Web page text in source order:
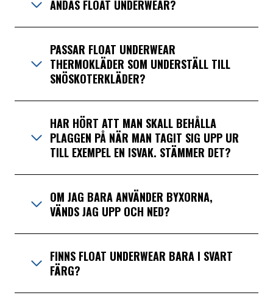
ANDAS FLOAT UNDERWEAR?
PASSAR FLOAT UNDERWEAR
THERMOKLÄDER SOM UNDERSTÄLL TILL
SNÖSKOTERKLÄDER?
HAR HÖRT ATT MAN SKALL BEHÅLLA
PLAGGEN PÅ NÄR MAN TAGIT SIG UPP UR
TILL EXEMPEL EN ISVAK. STÄMMER DET?
OM JAG BARA ANVÄNDER BYXORNA,
VÄNDS JAG UPP OCH NED?
FINNS FLOAT UNDERWEAR BARA I SVART
FÄRG?